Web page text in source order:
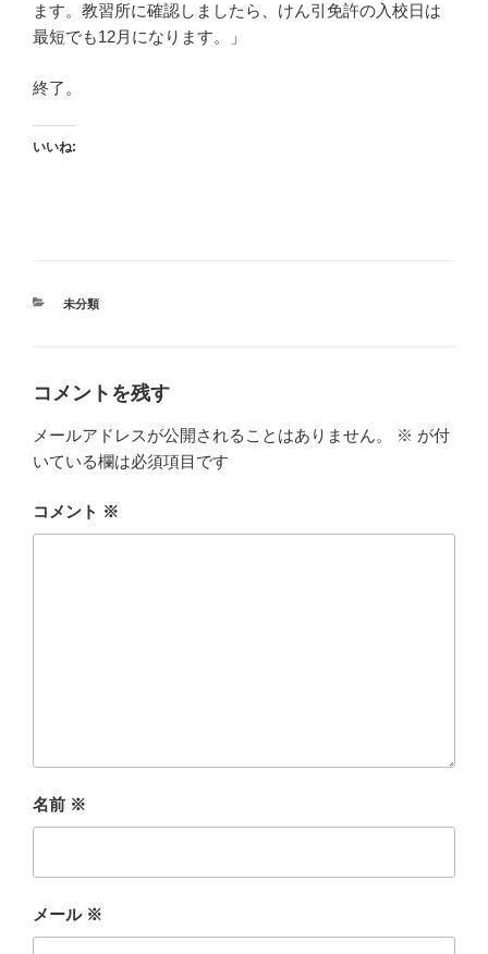
ます。教習所に確認しましたら、けん引免許の入校日は
最短でも12月になります。」
終了。
いいね:
カ
未分類
コメントを残す
メールアドレスが公開されることはありません。 ※ が付
いている欄は必須項目です
コメント ※
名前 ※
メール ※